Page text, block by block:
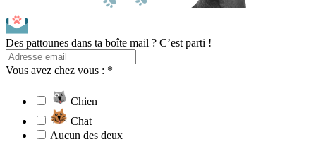
Des pattounes dans ta boîte mail ? C’est parti !
Vous avez chez vous : *
Chien
Chat
Aucun des deux